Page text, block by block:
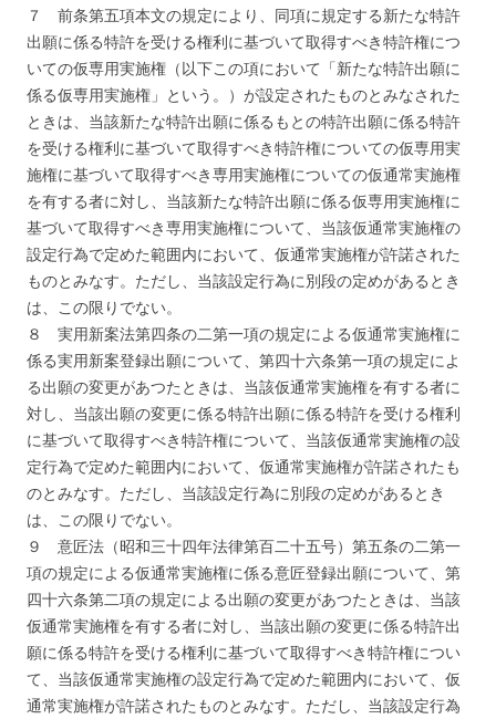
７ 前条第五項本文の規定により、同項に規定する新たな特許
出願に係る特許を受ける権利に基づいて取得すべき特許権につ
いての仮専用実施権（以下この項において「新たな特許出願に
係る仮専用実施権」という。）が設定されたものとみなされた
ときは、当該新たな特許出願に係るもとの特許出願に係る特許
を受ける権利に基づいて取得すべき特許権についての仮専用実
施権に基づいて取得すべき専用実施権についての仮通常実施権
を有する者に対し、当該新たな特許出願に係る仮専用実施権に
基づいて取得すべき専用実施権について、当該仮通常実施権の
設定行為で定めた範囲内において、仮通常実施権が許諾された
ものとみなす。ただし、当該設定行為に別段の定めがあるとき
は、この限りでない。
８ 実用新案法第四条の二第一項の規定による仮通常実施権に
係る実用新案登録出願について、第四十六条第一項の規定によ
る出願の変更があつたときは、当該仮通常実施権を有する者に
対し、当該出願の変更に係る特許出願に係る特許を受ける権利
に基づいて取得すべき特許権について、当該仮通常実施権の設
定行為で定めた範囲内において、仮通常実施権が許諾されたも
のとみなす。ただし、当該設定行為に別段の定めがあるとき
は、この限りでない。
９ 意匠法（昭和三十四年法律第百二十五号）第五条の二第一
項の規定による仮通常実施権に係る意匠登録出願について、第
四十六条第二項の規定による出願の変更があつたときは、当該
仮通常実施権を有する者に対し、当該出願の変更に係る特許出
願に係る特許を受ける権利に基づいて取得すべき特許権につい
て、当該仮通常実施権の設定行為で定めた範囲内において、仮
通常実施権が許諾されたものとみなす。ただし、当該設定行為